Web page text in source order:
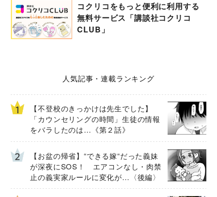
コクリコをもっと便利に利用する
無料サービス「講談社コクリコ
CLUB」
人気記事・連載ランキング
【不登校のきっかけは先生でした】
「カウンセリングの時間」生徒の情報
をバラしたのは…《第２話》
【お盆の帰省】“できる嫁“だった義妹
が深夜にSOS！ エアコンなし・肉禁
止の義実家ルールに変化が…〈後編〉